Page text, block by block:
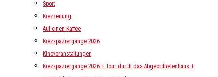
Sport
Kiezzeitung
Auf einen Kaffee
Kiezspaziergänge 2026
Kinoveranstaltungen
Kiezspaziergänge 2026 + Tour durch das Abgeordnetenhaus +